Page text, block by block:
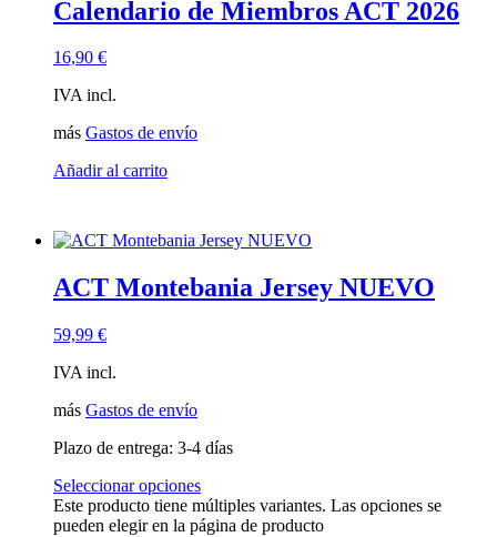
Calendario de Miembros ACT 2026
16,90 €
IVA incl.
más Gastos de envío
Añadir al carrito
ACT Montebania Jersey NUEVO
59,99 €
IVA incl.
más Gastos de envío
Plazo de entrega: 3-4 días
Seleccionar opciones
Este producto tiene múltiples variantes. Las opciones se
pueden elegir en la página de producto